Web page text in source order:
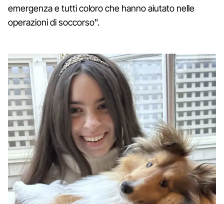
emergenza e tutti coloro che hanno aiutato nelle
operazioni di soccorso".